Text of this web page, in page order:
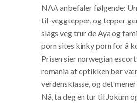
NAA anbefaler følgende:
til-veggtepper, og tepper
slags veg trur de Aya og
porn sites kinky porn for å
Prisen sier norwegian
romania at optikken bør
verdensklasse, og det mener
Nå, ta deg en tur til Jokum